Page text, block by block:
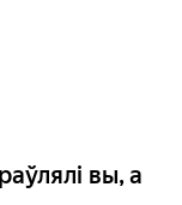
вы, а